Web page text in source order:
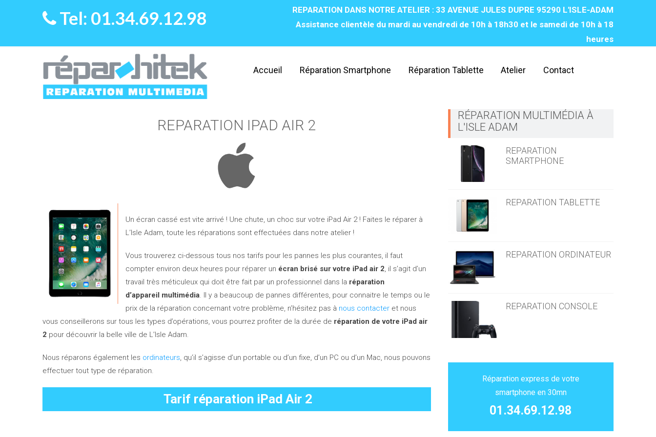
Tel: 01.34.69.12.98
REPARATION DANS NOTRE ATELIER : 33 AVENUE JULES DUPRE 95290 L'ISLE-ADAM
Assistance clientèle du mardi au vendredi de 10h à 18h30 et le samedi de 10h à 18
heures‌
Accueil Réparation Smartphone Réparation Tablette Atelier Contact
REPARATION IPAD AIR 2
Un écran cassé est vite arrivé ! Une chute, un choc sur votre iPad Air 2 ! Faites le réparer à
L’Isle Adam, toute les réparations sont effectuées dans notre atelier !
Vous trouverez ci-dessous tous nos tarifs pour les pannes les plus courantes, il faut
compter environ deux heures pour réparer un écran brisé sur votre iPad air 2, il s’agit d’un
travail très méticuleux qui doit être fait par un professionnel dans la réparation
d’appareil multimédia. Il y a beaucoup de pannes différentes, pour connaitre le temps ou le
prix de la réparation concernant votre problème, n’hésitez pas à nous contacter et nous
vous conseillerons sur tous les types d’opérations, vous pourrez profiter de la durée de réparation de votre iPad air
2 pour découvrir la belle ville de L’Isle Adam.
Nous réparons également les ordinateurs, qu’il s’agisse d’un portable ou d’un fixe, d’un PC ou d’un Mac, nous pouvons
effectuer tout type de réparation.
Tarif réparation iPad Air 2
RÉPARATION MULTIMÉDIA À
L'ISLE ADAM
REPARATION
SMARTPHONE
REPARATION TABLETTE
REPARATION ORDINATEUR
REPARATION CONSOLE
Réparation express de votre
smartphone en 30mn
01.34.69.12.98